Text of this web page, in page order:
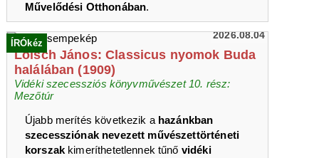
Művelődési Otthonában.
ÍRÓkéz
2026.08.04
Loisch János: Classicus nyomok Buda
halálában (1909)
Vidéki szecessziós könyvművészet 10. rész:
Mezőtúr
Újabb merítés következik ahazánkban
szecessziónak nevezett művészettörténeti
korszak kimeríthetetlennek tűnő vidéki